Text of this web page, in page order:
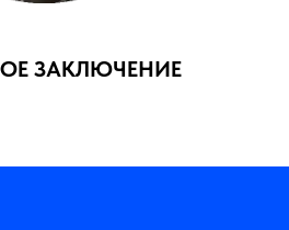
ЗАКЛЮЧЕНИЕ